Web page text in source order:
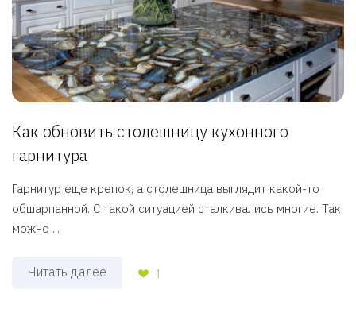
Как обновить столешницу кухонного
гарнитура
Гарнитур еще крепок, а столешница выглядит какой-то
обшарпанной. С такой ситуацией сталкивались многие. Так
можно ...
Читать далее 1